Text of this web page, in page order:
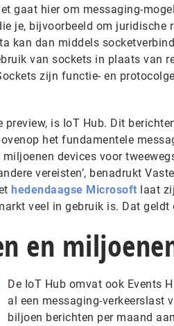
gaat hier om messaging-
je, bijvoorbeeld om juridische
kan dan middels
van sockets in plaats van
zijn functie- en
is IoT Hub. Dit
het fundamentele
devices voor
vereisten’, benadrukt
hedendaagse Microsoft laat
veel in gebruik is. Dat geldt
en
De IoT Hub omvat ook Events
al een messaging-verkeerslast
biljoen berichten per maand